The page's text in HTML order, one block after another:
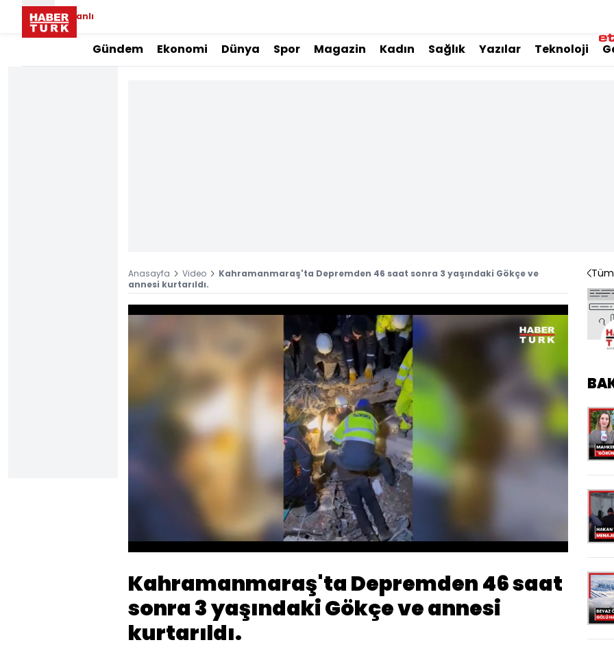
Canlı
Gündem Ekonomi Dünya Spor Magazin Kadın Sağlık Yazılar Teknoloji
Anasayfa Video
Kahramanmaraş'ta Depremden 46 saat sonra 3 yaşındaki Gökçe ve
annesi kurtarıldı.
Sesi
Yüklendi:
100.00%
Oynatma
Kahramanmaraş'ta Depremden 46 saat
sonra 3 yaşındaki Gökçe ve annesi
kurtarıldı.